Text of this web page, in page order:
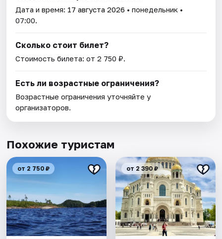
Дата и время: 17 августа 2026 • понедельник •
07:00.
Сколько стоит билет?
Стоимость билета: от 2 750 ₽.
Есть ли возрастные ограничения?
Возрастные ограничения уточняйте у
организаторов.
Похожие туристам
от 2 750 ₽ от 2 390 ₽